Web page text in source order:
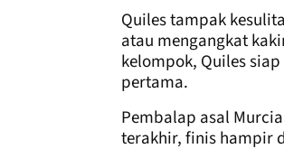
Quiles tampak
atau mengangkat
kelompok, Quiles
pertama.
Pembalap asal
terakhir, finis hampir